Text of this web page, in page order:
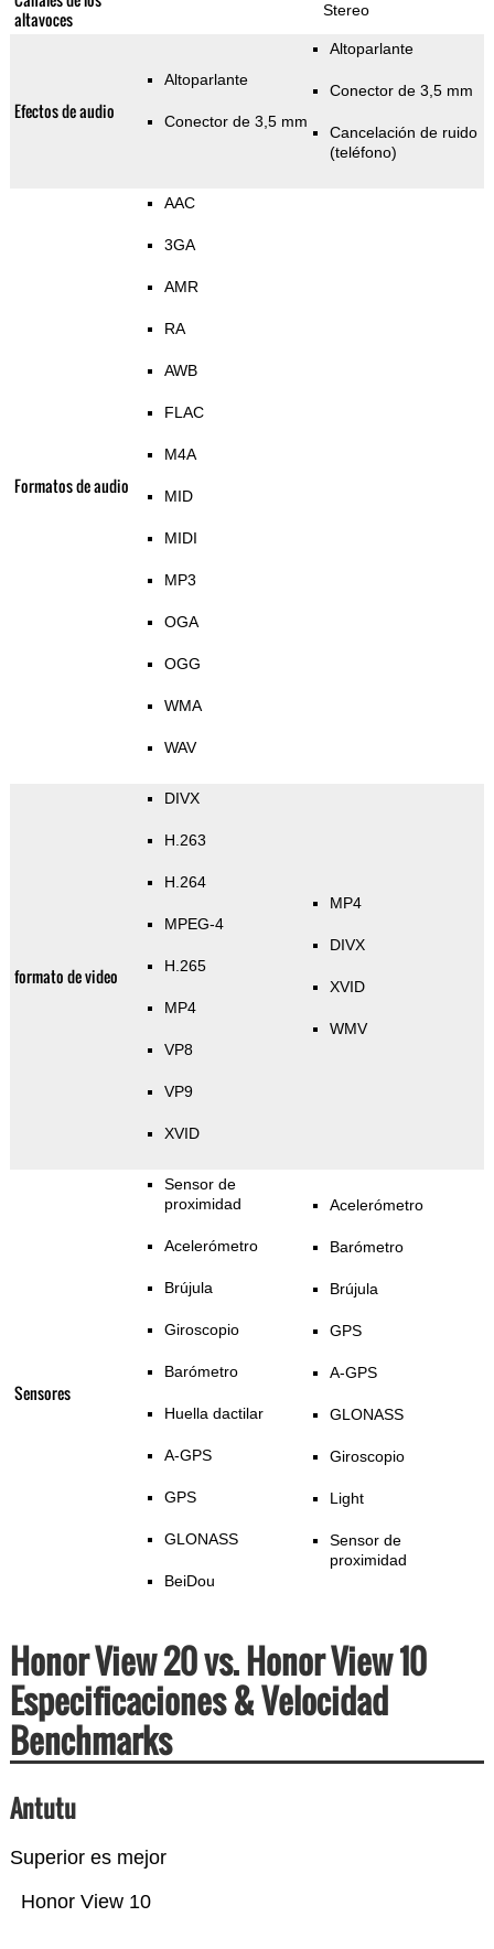
altavoces
Stereo
Efectos de audio
Altoparlante
Conector de 3,5 mm
Altoparlante
Conector de 3,5 mm
Cancelación de ruido
(teléfono)
Formatos de audio
AAC
3GA
AMR
RA
AWB
FLAC
M4A
MID
MIDI
MP3
OGA
OGG
WMA
WAV
formato de video
DIVX
H.263
H.264
MPEG-4
H.265
MP4
VP8
VP9
XVID
MP4
DIVX
XVID
WMV
Sensores
Sensor de
proximidad
Acelerómetro
Brújula
Giroscopio
Barómetro
Huella dactilar
A-GPS
GPS
GLONASS
BeiDou
Acelerómetro
Barómetro
Brújula
GPS
A-GPS
GLONASS
Giroscopio
Light
Sensor de
proximidad
Honor View 20 vs. Honor View 10
Especificaciones & Velocidad
Benchmarks
Antutu
Superior es mejor
Honor View 10